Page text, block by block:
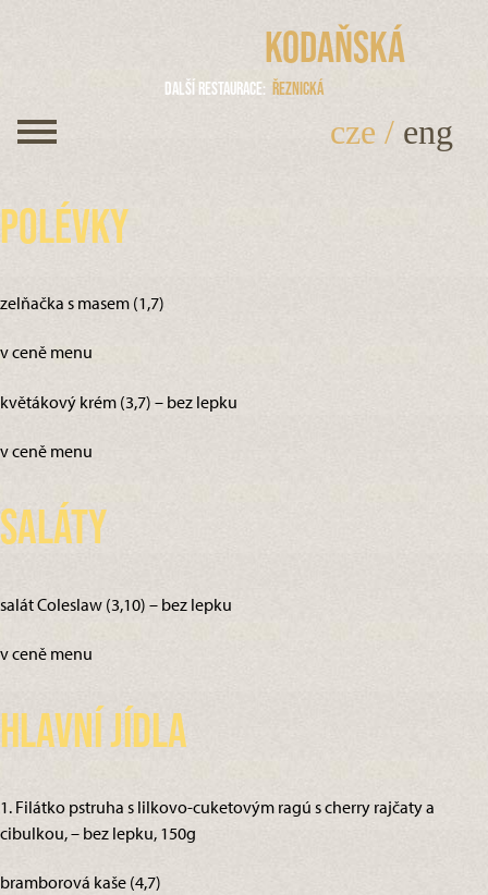
Kodaňská
Další restaurace Řeznická
cze / eng
Polévky
zelňačka s masem (1,7)
v ceně menu
květákový krém (3,7) – bez lepku
v ceně menu
Saláty
salát Coleslaw (3,10) – bez lepku
v ceně menu
Hlavní jídla
1. Filátko pstruha s lilkovo-cuketovým ragú s cherry rajčaty a
cibulkou, – bez lepku, 150g
bramborová kaše (4,7)